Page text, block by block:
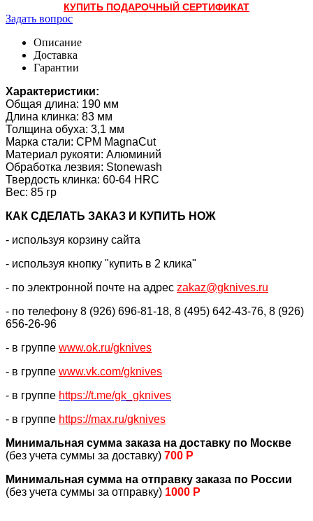
КУПИТЬ ПОДАРОЧНЫЙ СЕРТИФИКАТ
Задать вопрос
Описание
Доставка
Гарантии
Характеристики:
Общая длина: 190 мм
Длина клинка: 83 мм
Толщина обуха: 3,1 мм
Марка стали: CPM MagnaCut
Материал рукояти: Алюминий
Обработка лезвия: Stonewash
Твердость клинка: 60-64 HRC
Вес: 85 гр
КАК CДЕЛАТЬ ЗАКАЗ И КУПИТЬ НОЖ
- используя корзину сайта
- используя кнопку "купить в 2 клика"
- по электронной почте на адрес zakaz@gknives.ru
- по телефону 8 (926) 696-81-18, 8 (495) 642-43-76, 8 (926)
656-26-96
- в группе www.ok.ru/gknives
- в группе www.vk.com/gknives
- в группе https://t.me/gk_gknives
- в группе https://max.ru/gknives
Минимальная сумма заказа на доставку по Москве
(без учета суммы за доставку) 700 Р
Минимальная сумма на отправку заказа по России
(без учета суммы за отправку) 1000 Р